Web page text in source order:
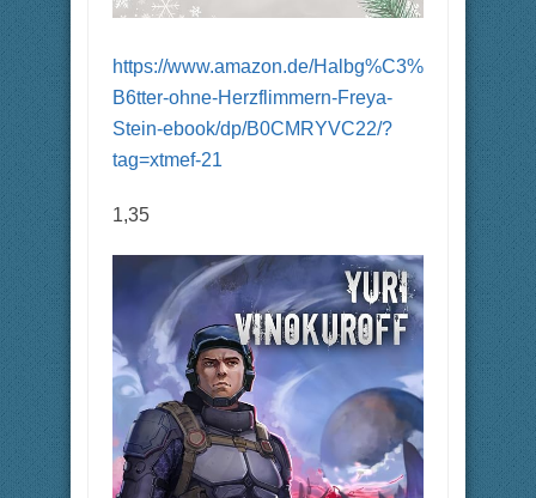
https://www.amazon.de/Halbg%C3%
B6tter-ohne-Herzflimmern-Freya-
Stein-ebook/dp/B0CMRYVC22/?
tag=xtmef-21
1,35